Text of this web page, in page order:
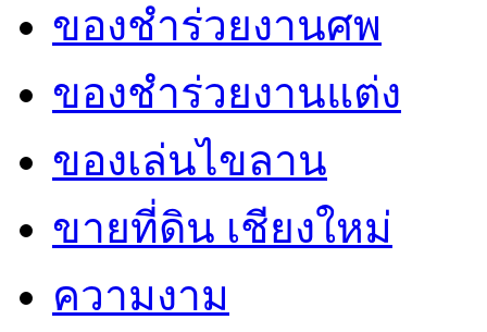
ของชำร่วยงานศพ
ของชำร่วยงานแต่ง
ของเล่นไขลาน
ขายที่ดิน เชียงใหม่
ความงาม